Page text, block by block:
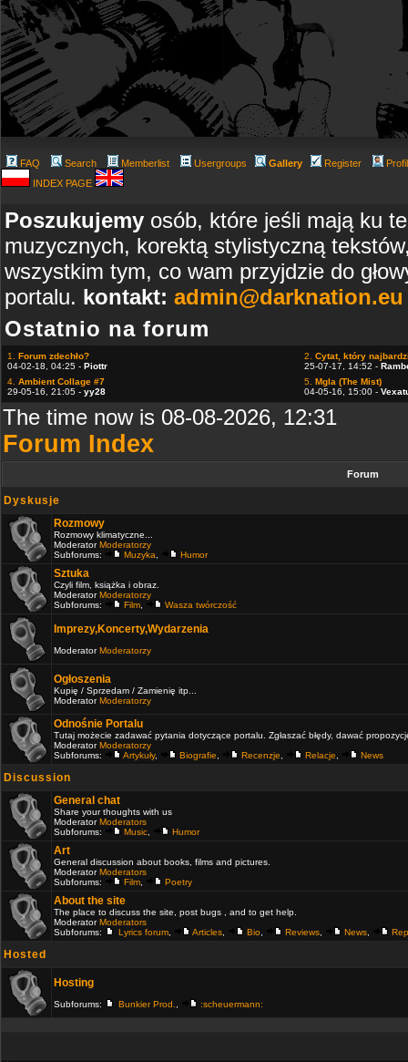
FAQ Search Memberlist Usergroups Gallery Register
INDEX PAGE
Poszukujemy osób, które jeśli mają ku
muzycznych, korektą stylistyczną
wszystkim tym, co wam przyjdzie do
portalu. kontakt: admin@darknation.eu
Ostatnio na forum
1. Forum zdechło?
04-02-18, 04:25 - Piottr
2. Cytat, który
25-07-17, 14:52 -
4. Ambient Collage #7
29-05-16, 21:05 - yy28
5. Mgla (The Mist)
04-05-16, 15:00 -
The time now is 08-08-2026, 12:31
Forum Index
Forum
Dyskusje
Rozmowy
Rozmowy klimatyczne...
ModeratorModeratorzy
Subforums:
Muzyka Humor
Sztuka
Czyli film, książka i obraz.
ModeratorModeratorzy
Subforums:
Film Wasza twórczość
Imprezy,Koncerty,Wydarzenia
ModeratorModeratorzy
Ogłoszenia
Kupię / Sprzedam / Zamienię itp...
ModeratorModeratorzy
Odnośnie Portalu
Tutaj możecie zadawać pytania dotyczące portalu. Zgłaszać błędy, dawać
ModeratorModeratorzy
Subforums:
Artykuły, Biografie Recenzje Relacje News
Discussion
General chat
Share your thoughts with us
ModeratorModerators
Subforums:
Music Humor
Art
General discussion about books, films and pictures.
ModeratorModerators
Subforums:
Film Poetry
About the site
The place to discuss the site, post bugs , and to get help.
ModeratorModerators
Subforums:
Lyrics forum Articles Bio Reviews News
Hosted
Hosting
Subforums: Bunkier Prod. :scheuermann: